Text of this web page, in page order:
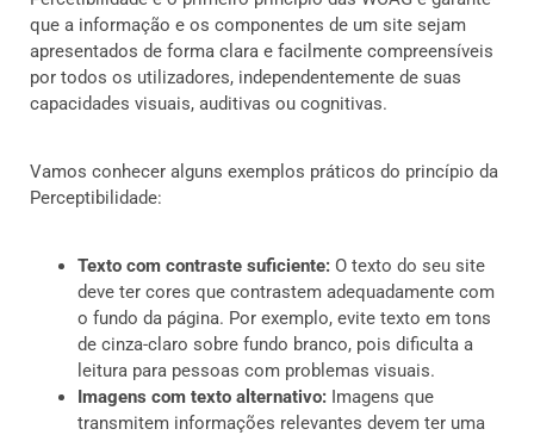
que a informação e os componentes de um site sejam
apresentados de forma clara e facilmente compreensíveis
por todos os utilizadores, independentemente de suas
capacidades visuais, auditivas ou cognitivas.
Vamos conhecer alguns exemplos práticos do princípio da
Perceptibilidade:
Texto com contraste suficiente: O texto do seu site
deve ter cores que contrastem adequadamente com
o fundo da página. Por exemplo, evite texto em tons
de cinza-claro sobre fundo branco, pois dificulta a
leitura para pessoas com problemas visuais.
Imagens com texto alternativo: Imagens que
transmitem informações relevantes devem ter uma